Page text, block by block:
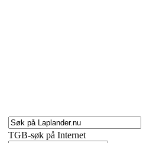
TGB-søk på Internet